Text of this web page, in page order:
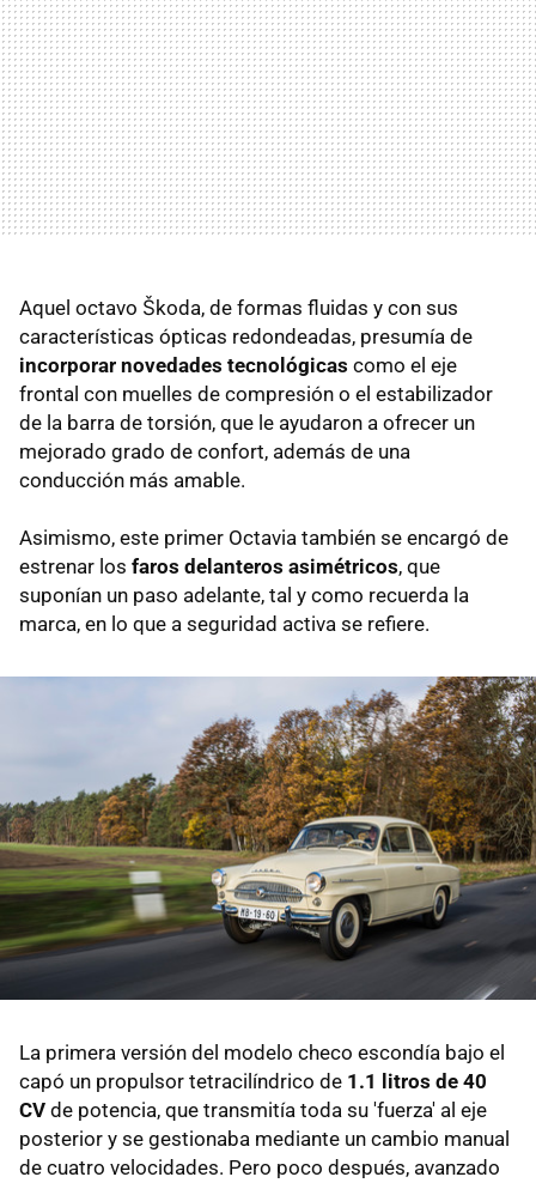
Aquel octavo Škoda, de formas fluidas y con sus
características ópticas redondeadas, presumía de
incorporar novedades tecnológicas como el eje
frontal con muelles de compresión o el estabilizador
de la barra de torsión, que le ayudaron a ofrecer un
mejorado grado de confort, además de una
conducción más amable.
Asimismo, este primer Octavia también se encargó de
estrenar los faros delanteros asimétricos, que
suponían un paso adelante, tal y como recuerda la
marca, en lo que a seguridad activa se refiere.
La primera versión del modelo checo escondía bajo el
capó un propulsor tetracilíndrico de 1.1 litros de 40
CV de potencia, que transmitía toda su 'fuerza' al eje
posterior y se gestionaba mediante un cambio manual
de cuatro velocidades. Pero poco después, avanzado